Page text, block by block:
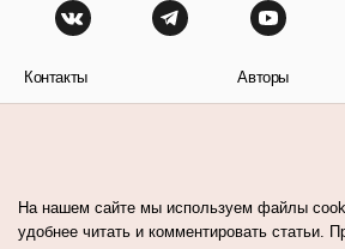
Контакты Авторы
На нашем сайте мы используем файлы
удобнее читать и комментировать статьи.